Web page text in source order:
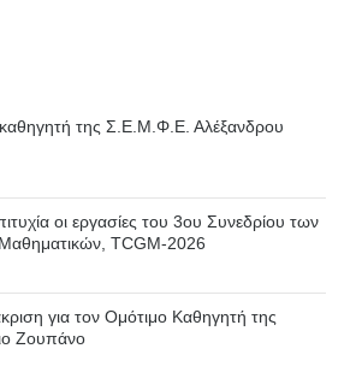
καθηγητή της Σ.Ε.Μ.Φ.Ε. Αλέξανδρου
οι εργασίες του 3ου Συνεδρίου των
TCGM-2026
για τον Ομότιμο Καθηγητή της
Ζουπάνο